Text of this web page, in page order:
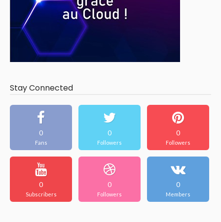
Stay Connected
0
Fans
0
Followers
0
Followers
0
Subscribers
0
Followers
0
Members